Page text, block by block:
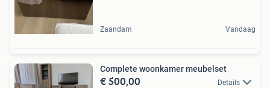
Zaandam Vandaag
Complete woonkamer meubelset
€ 500,00 Details